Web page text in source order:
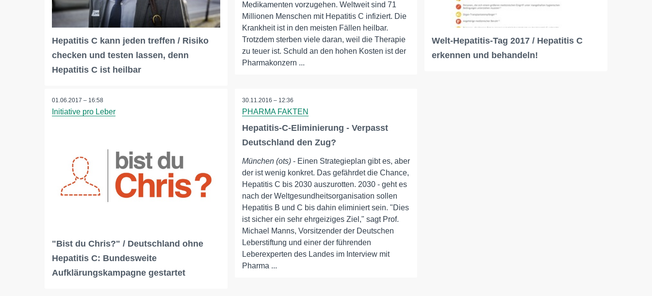
Hepatitis C kann jeden treffen / Risiko
checken und testen lassen, denn
Hepatitis C ist heilbar
Medikamenten vorzugehen. Weltweit sind 71
Millionen Menschen mit Hepatitis C infiziert. Die
Krankheit ist in den meisten Fällen heilbar.
Trotzdem sterben viele daran, weil die Therapie
zu teuer ist. Schuld an den hohen Kosten ist der
Pharmakonzern ...
Welt-Hepatitis-Tag 2017 / Hepatitis C
erkennen und behandeln!
01.06.2017 – 16:58
Initiative pro Leber
"Bist du Chris?" / Deutschland ohne
Hepatitis C: Bundesweite
Aufklärungskampagne gestartet
30.11.2016 – 12:36
PHARMA FAKTEN
Hepatitis-C-Eliminierung - Verpasst
Deutschland den Zug?
München (ots)- Einen Strategieplan gibt es, aber
der ist wenig konkret. Das gefährdet die Chance,
Hepatitis C bis 2030 auszurotten. 2030 - geht es
nach der Weltgesundheitsorganisation sollen
Hepatitis B und C bis dahin eliminiert sein. "Dies
ist sicher ein sehr ehrgeiziges Ziel," sagt Prof.
Michael Manns, Vorsitzender der Deutschen
Leberstiftung und einer der führenden
Leberexperten des Landes im Interview mit
Pharma ...